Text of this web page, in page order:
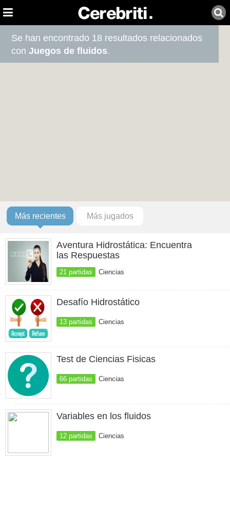
Se han encontrado 18 resultados relacionados
conJuegos de fluidos.
Más recientes Más jugados
Aventura Hidrostática: Encuentra
las Respuestas
21 partidas Ciencias
Desafío Hidrostático
13 partidas Ciencias
Test de Ciencias Fisicas
66 partidas Ciencias
Variables en los fluidos
12 partidas Ciencias